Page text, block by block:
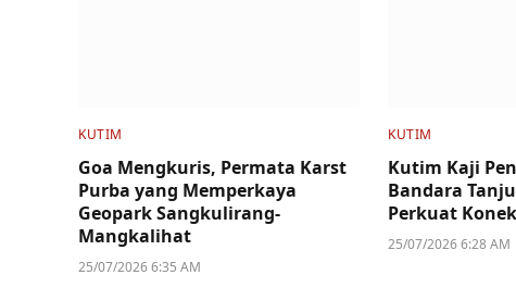
KUTIM
Goa Mengkuris, Permata Karst
Purba yang Memperkaya
Geopark Sangkulirang-
Mangkalihat
25/07/2026 6:35 AM
KUTIM
Kutim Kaji
Bandara
Perkuat
25/07/2026 6:28 AM